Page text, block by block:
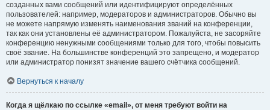
созданных вами сообщений или идентифицируют определённых
пользователей: например, модераторов и администраторов. Обычно вы
не можете напрямую изменять наименования званий на конференции,
так как они установлены её администратором. Пожалуйста, не засоряйте
конференцию ненужными сообщениями только для того, чтобы повысить
своё звание. На большинстве конференций это запрещено, и модератор
или администратор понизят значение вашего счётчика сообщений.
Вернуться к началу
Когда я щёлкаю по ссылке «email», от меня требуют войти на